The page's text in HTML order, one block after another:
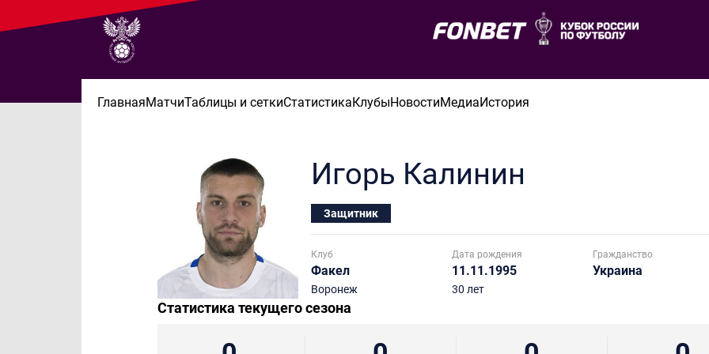
ГлавнаяМатчиТаблицы и сеткиСтатистикаКлубыНовостиМедиаИстория
Игорь Калинин
Защитник
Клуб
Факел
Воронеж
Дата рождения
11.11.1995
30 лет
Гражданство
Украина
Статистика текущего сезона